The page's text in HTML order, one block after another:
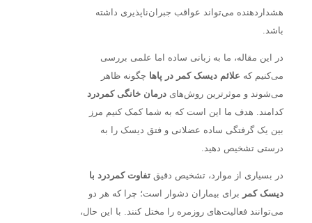
هشداردهنده می‌تواند عواقب جبران‌ناپذیری داشته
باشد.
در این مقاله، ما به زبانی ساده اما علمی بررسی
می‌کنیم که علائم دیسک کمر در پاها چگونه ظاهر
می‌شوند و موثرترین روش‌های درمان خانگی کمردرد
کدامند. هدف ما این است که به شما کمک کنیم مرز
بین یک گرفتگی ساده عضلانی و فتق دیسک را به
درستی تشخیص دهید.
در بسیاری از موارد، تشخیص دقیق تفاوت کمردرد با
دیسک کمر برای بیماران دشوار است؛ چرا که هر دو
می‌توانند فعالیت‌های روزمره را مختل کنند. با این حال،